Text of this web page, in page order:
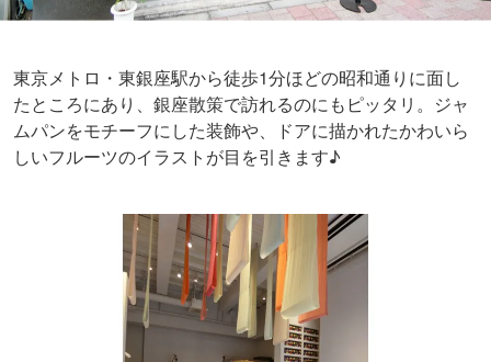
東京メトロ・東銀座駅から徒歩1分ほどの昭和通りに面し
たところにあり、銀座散策で訪れるのにもピッタリ。ジャ
ムパンをモチーフにした装飾や、ドアに描かれたかわいら
しいフルーツのイラストが目を引きます♪